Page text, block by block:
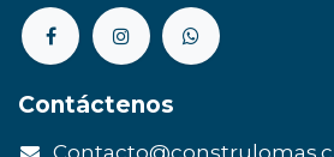
Contáctenos